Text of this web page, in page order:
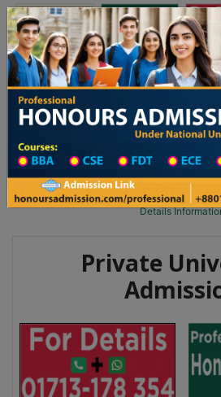
Toggle navigation
Updates
২৬ শিক্ষাবর্ষের ১ম বর্ষের ভর্তি আবেদন বিজ্ঞপ্তি ঢাকা
Degree
Degree College District Wise
Details
Private